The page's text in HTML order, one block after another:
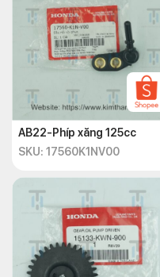
AB22-Phíp xăng 125cc
SKU: 17560K1NV00